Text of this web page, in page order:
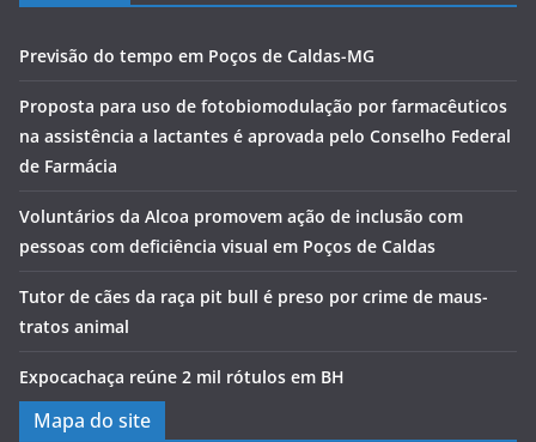
Previsão do tempo em Poços de Caldas-MG
Proposta para uso de fotobiomodulação por farmacêuticos
na assistência a lactantes é aprovada pelo Conselho Federal
de Farmácia
Voluntários da Alcoa promovem ação de inclusão com
pessoas com deficiência visual em Poços de Caldas
Tutor de cães da raça pit bull é preso por crime de maus-
tratos animal
Expocachaça reúne 2 mil rótulos em BH
Mapa do site